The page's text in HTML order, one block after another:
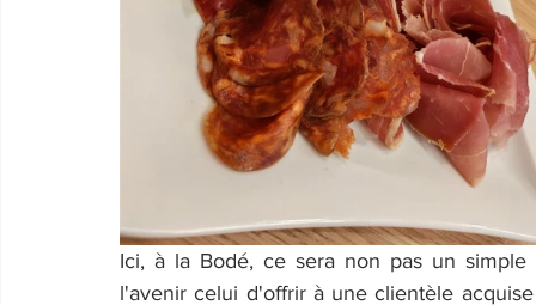
Ici, à la Bodé, ce sera non pas un
l'avenir celui d'offrir à une clientèle